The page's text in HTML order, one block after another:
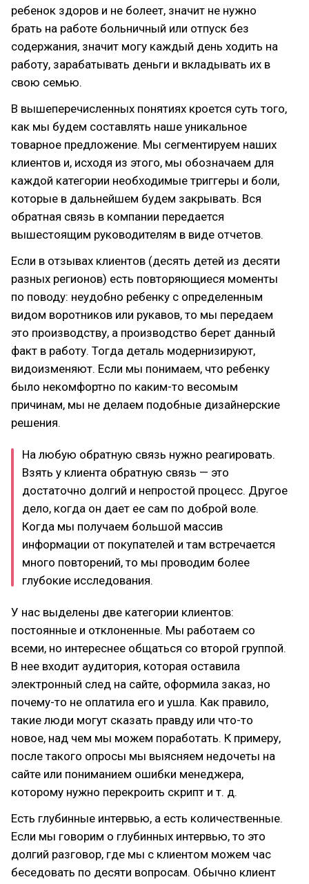
ребенок здоров и не болеет, значит не нужно
брать на работе больничный или отпуск без
содержания, значит могу каждый день ходить на
работу, зарабатывать деньги и вкладывать их в
свою семью.
В вышеперечисленных понятиях кроется суть того,
как мы будем составлять наше уникальное
товарное предложение. Мы сегментируем наших
клиентов и, исходя из этого, мы обозначаем для
каждой категории необходимые триггеры и боли,
которые в дальнейшем будем закрывать. Вся
обратная связь в компании передается
вышестоящим руководителям в виде отчетов.
Если в отзывах клиентов (десять детей из десяти
разных регионов) есть повторяющиеся моменты
по поводу: неудобно ребенку с определенным
видом воротников или рукавов, то мы передаем
это производству, а производство берет данный
факт в работу. Тогда деталь модернизируют,
видоизменяют. Если мы понимаем, что ребенку
было некомфортно по каким-то весомым
причинам, мы не делаем подобные дизайнерские
решения.
На любую обратную связь нужно реагировать.
Взять у клиента обратную связь — это
достаточно долгий и непростой процесс. Другое
дело, когда он дает ее сам по доброй воле.
Когда мы получаем большой массив
информации от покупателей и там встречается
много повторений, то мы проводим более
глубокие исследования.
У нас выделены две категории клиентов:
постоянные и отклоненные. Мы работаем со
всеми, но интереснее общаться со второй группой.
В нее входит аудитория, которая оставила
электронный след на сайте, оформила заказ, но
почему-то не оплатила его и ушла. Как правило,
такие люди могут сказать правду или что-то
новое, над чем мы можем поработать. К примеру,
после такого опросы мы выясняем недочеты на
сайте или пониманием ошибки менеджера,
которому нужно перекроить скрипт и т. д.
Есть глубинные интервью, а есть количественные.
Если мы говорим о глубинных интервью, то это
долгий разговор, где мы с клиентом можем час
беседовать по десяти вопросам. Обычно клиент